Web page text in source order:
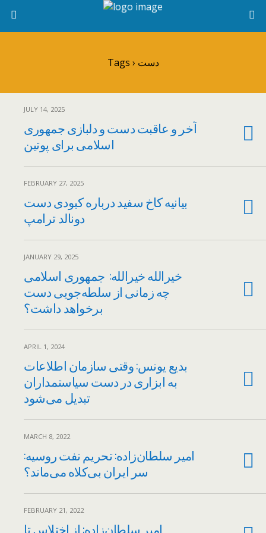
Tags › دست
JULY 14, 2025
آخر و عاقبت دست و دلبازی جمهوری
اسلامی برای پوتین
FEBRUARY 27, 2025
بیانیه کاخ سفید درباره کبودی دست
دونالد ترامپ
JANUARY 29, 2025
خیرالله خیرالله: جمهوری اسلامی
چه زمانی از سلطه‌جویی دست
برخواهد داشت؟
APRIL 1, 2024
بدیع یونس: وقتی سازمان اطلاعات
به ابزاری در دست سیاستمداران
تبدیل می‌شود
MARCH 8, 2022
امیر سلطان‌زاده: تحریم نفت روسیه:
سر ایران بی‌کلاه می‌ماند؟
FEBRUARY 21, 2022
امیر سلطان‌زاده: از اختلاس تا